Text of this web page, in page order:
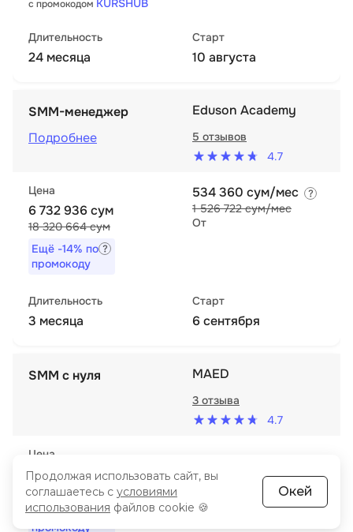
с промокодом KURSHUB
Длительность
24 месяца
Старт
10 августа
SMM-менеджер
Подробнее
Eduson Academy
4.7
5 отзывов
Цена
6 732 936 сум
18 320 664 сум
Ещё -14% по
промокоду
От
534 360 сум/мес
1 526 722 сум/мес
Длительность
3 месяца
Старт
6 сентября
SMM с нуля MAED
4.7
3 отзыва
Цена
7 811 000 сум
15 622 000 сум
Ещё-10%по
промокоду
Продолжая использовать сайт, вы
соглашаетесь с условиями
использования файлов cookie 🍪
Окей